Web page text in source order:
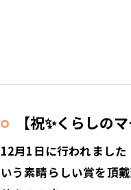
【祝✨くらしの
12月1日に行われまし
いう素晴らしい賞を頂